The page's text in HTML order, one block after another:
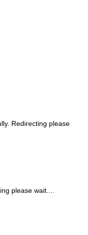
Redirecting please
please wait....